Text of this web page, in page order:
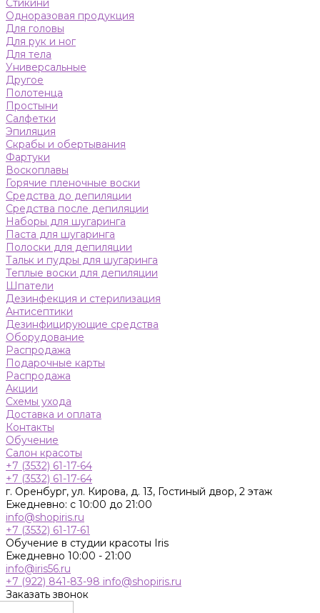
Стикини
Одноразовая продукция
Для головы
Для рук и ног
Для тела
Универсальные
Другое
Полотенца
Простыни
Салфетки
Эпиляция
Скрабы и обертывания
Фартуки
Воскоплавы
Горячие пленочные воски
Средства до депиляции
Средства после депиляции
Наборы для шугаринга
Паста для шугаринга
Полоски для депиляции
Тальк и пудры для шугаринга
Теплые воски для депиляции
Шпатели
Дезинфекция и стерилизация
Антисептики
Дезинфицирующие средства
Оборудование
Распродажа
Подарочные карты
Распродажа
Акции
Схемы ухода
Доставка и оплата
Контакты
Обучение
Салон красоты
+7 (3532) 61-17-64
+7 (3532) 61-17-64
г. Оренбург, ул. Кирова, д. 13, Гостиный двор, 2 этаж
Ежедневно: с 10:00 до 21:00
info@shopiris.ru
+7 (3532) 61-17-61
Обучение в студии красоты Iris
Ежедневно 10:00 - 21:00
info@iris56.ru
+7 (922) 841-83-98 info@shopiris.ru
Заказать звонок